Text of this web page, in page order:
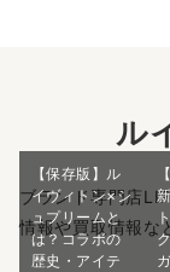
ル
ブランド専門店
情報や買取情報な
【保存版】ル
イヴィトン×シ
ュプリームと
は？コラボの
歴史・アイテ